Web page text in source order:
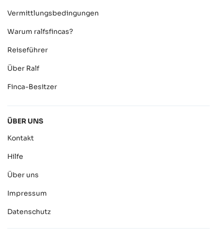
Vermittlungsbedingungen
Warum ralfsfincas?
Reiseführer
Über Ralf
Finca-Besitzer
ÜBER UNS
Kontakt
Hilfe
Über uns
Impressum
Datenschutz